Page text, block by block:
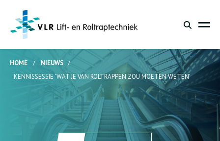
HOME / NIEUWS /
KENNISSESSIE ‘WAT JE VAN ROLTRAPPEN ZOU MOETEN WETEN’